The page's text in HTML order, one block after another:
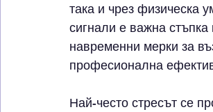
така и чрез физическа
сигнали е важна
навременни мерки за
професионална
Най-често стресът се